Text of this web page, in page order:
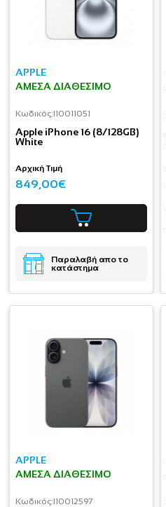
APPLE
ΆΜΕΣΑ ΔΙΑΘΈΣΙΜΟ
Κωδικός:I10011051
Apple iPhone 16 (8/128GB)
White
Αρχική Τιμή
849,00€
Παραλαβή απο το
κατάστημα
APPLE
ΆΜΕΣΑ ΔΙΑΘΈΣΙΜΟ
Κωδικός:I10012597